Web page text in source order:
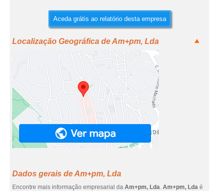
Aceda grátis ao relatório desta empresa
Localização Geográfica de Am+pm, Lda
Dados gerais de Am+pm, Lda
Encontre mais informação empresarial da Am+pm, Lda. Am+pm, Lda é